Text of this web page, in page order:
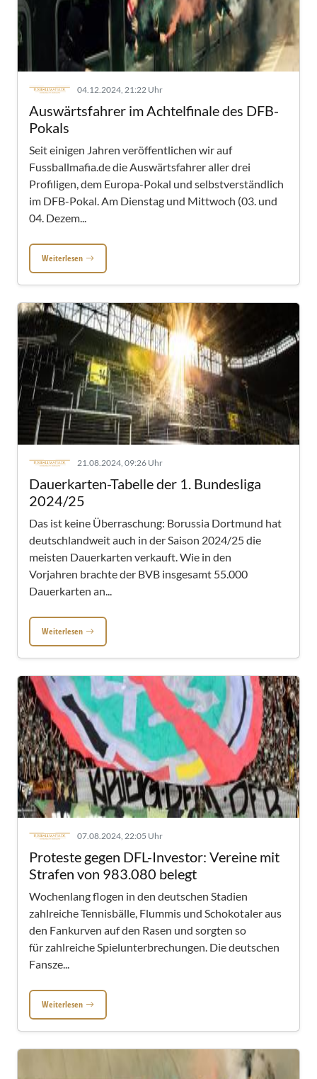
04.12.2024, 21:22 Uhr
Auswärtsfahrer im Achtelfinale des DFB-
Pokals
Seit einigen Jahren veröffentlichen wir auf
Fussballmafia.de die Auswärtsfahrer aller drei
Profiligen, dem Europa-Pokal und selbstverständlich
im DFB-Pokal. Am Dienstag und Mittwoch (03. und
04. Dezem...
Weiterlesen
21.08.2024, 09:26 Uhr
Dauerkarten-Tabelle der 1. Bundesliga
2024/25
Das ist keine Überraschung: Borussia Dortmund hat
deutschlandweit auch in der Saison 2024/25 die
meisten Dauerkarten verkauft. Wie in den
Vorjahren brachte der BVB insgesamt 55.000
Dauerkarten an...
Weiterlesen
07.08.2024, 22:05 Uhr
Proteste gegen DFL-Investor: Vereine mit
Strafen von 983.080 belegt
Wochenlang flogen in den deutschen Stadien
zahlreiche Tennisbälle, Flummis und Schokotaler aus
den Fankurven auf den Rasen und sorgten so
für zahlreiche Spielunterbrechungen. Die deutschen
Fansze...
Weiterlesen